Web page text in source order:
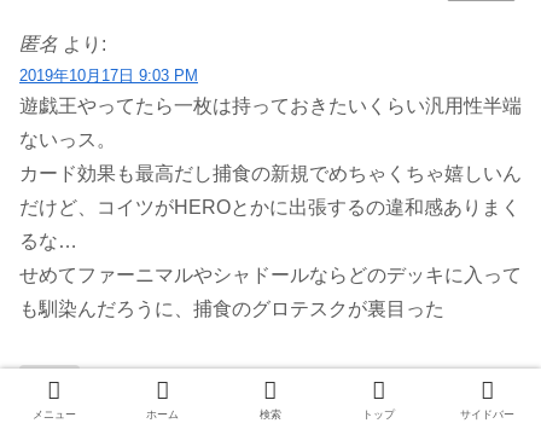
匿名 より:
2019年10月17日 9:03 PM
遊戯王やってたら一枚は持っておきたいくらい汎用性半端
ないっス。
カード効果も最高だし捕食の新規でめちゃくちゃ嬉しいん
だけど、コイツがHEROとかに出張するの違和感ありまく
るな…
せめてファーニマルやシャドールならどのデッキに入って
も馴染んだろうに、捕食のグロテスクが裏目った
メニュー ホーム 検索 トップ サイドバー